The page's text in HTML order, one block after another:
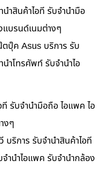
ำสินค้าไอที รับจำนำมือ
แบรนด์เนมต่างๆ
ตบุ๊ค Asus บริการ รับ
ำโทรศัพท์ รับจำนำไอ
รับจำนำมือถือ ไอแพค ไอ
งๆ
ริการ รับจำนำสินค้าไอที
ำนำไอแพค รับจำนำกล้อง